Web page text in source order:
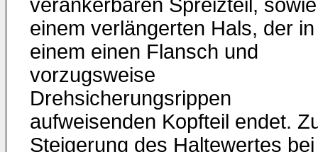
verankerbaren Spreizteil, sowie
einem verlängerten Hals, der in
einem einen Flansch und
vorzugsweise
Drehsicherungsrippen
aufweisenden Kopfteil endet.
Steigerung des Haltewertes bei